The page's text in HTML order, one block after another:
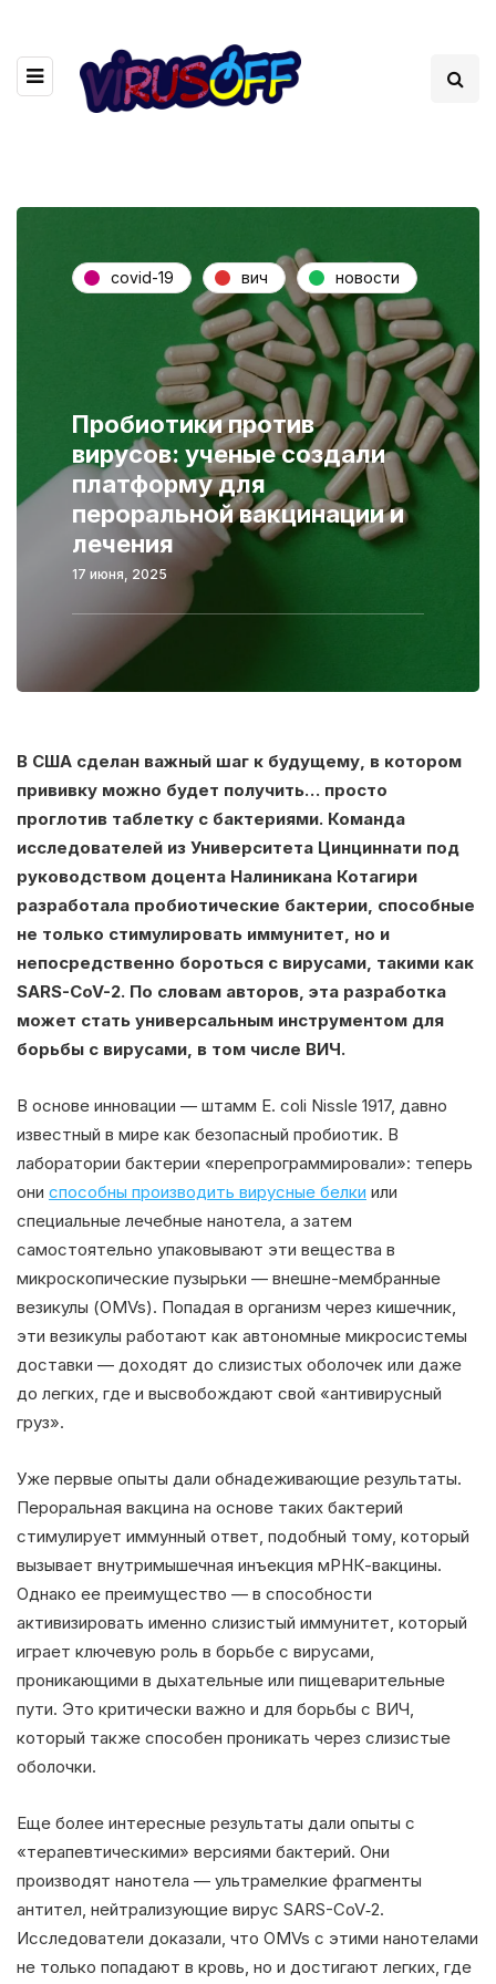
covid-19 вич новости
Пробиотики против
вирусов: ученые создали
платформу для
пероральной вакцинации и
лечения
17 июня, 2025
В США сделан важный шаг к будущему, в котором
прививку можно будет получить… просто
проглотив таблетку с бактериями. Команда
исследователей из Университета Цинциннати под
руководством доцента Налиникана Котагири
разработала пробиотические бактерии, способные
не только стимулировать иммунитет, но и
непосредственно бороться с вирусами, такими как
SARS-CoV-2. По словам авторов, эта разработка
может стать универсальным инструментом для
борьбы с вирусами, в том числе ВИЧ.
В основе инновации — штамм E. coli Nissle 1917, давно
известный в мире как безопасный пробиотик. В
лаборатории бактерии «перепрограммировали»: теперь
они способны производить вирусные белки или
специальные лечебные нанотела, а затем
самостоятельно упаковывают эти вещества в
микроскопические пузырьки — внешне-мембранные
везикулы (OMVs). Попадая в организм через кишечник,
эти везикулы работают как автономные микросистемы
доставки — доходят до слизистых оболочек или даже
до легких, где и высвобождают свой «антивирусный
груз».
Уже первые опыты дали обнадеживающие результаты.
Пероральная вакцина на основе таких бактерий
стимулирует иммунный ответ, подобный тому, который
вызывает внутримышечная инъекция мРНК-вакцины.
Однако ее преимущество — в способности
активизировать именно слизистый иммунитет, который
играет ключевую роль в борьбе с вирусами,
проникающими в дыхательные или пищеварительные
пути. Это критически важно и для борьбы с ВИЧ,
который также способен проникать через слизистые
оболочки.
Еще более интересные результаты дали опыты с
«терапевтическими» версиями бактерий. Они
производят нанотела — ультрамелкие фрагменты
антител, нейтрализующие вирус SARS-CoV‑2.
Исследователи доказали, что OMVs с этими нанотелами
не только попадают в кровь, но и достигают легких, где